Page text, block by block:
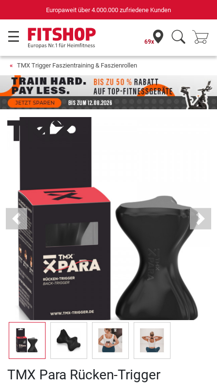
für Sportgeräte (n-tv+DISQ 2016-2024)
69x
TMX Trigger Faszientraining & Faszienrollen
Previous Next
TMX Para Rücken-Trigger